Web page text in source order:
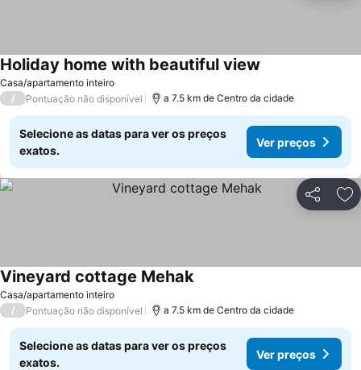
Casa/apartamento inteiro
Holiday home with beautiful view
/ Pontuação não disponível a 7.5 km de Centro da cidade
Selecione as datas para ver os preços
exatos.
Ver preços
Partilhar
Casa/apartamento inteiro
Vineyard cottage Mehak
/ Pontuação não disponível a 7.5 km de Centro da cidade
Selecione as datas para ver os preços
exatos.
Ver preços